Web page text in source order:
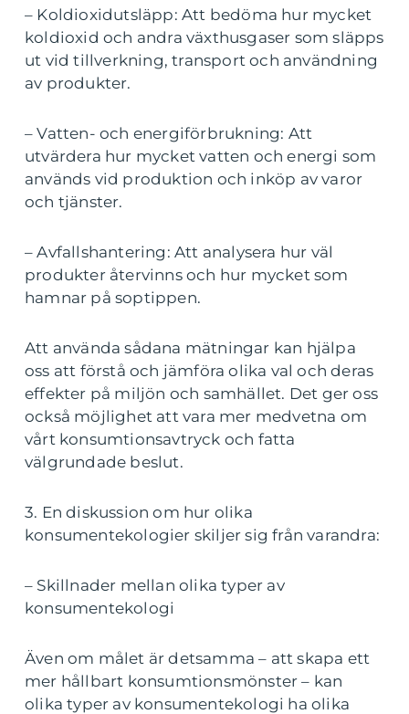
– Koldioxidutsläpp: Att bedöma hur mycket
koldioxid och andra växthusgaser som släpps
ut vid tillverkning, transport och användning
av produkter.
– Vatten- och energiförbrukning: Att
utvärdera hur mycket vatten och energi som
används vid produktion och inköp av varor
och tjänster.
– Avfallshantering: Att analysera hur väl
produkter återvinns och hur mycket som
hamnar på soptippen.
Att använda sådana mätningar kan hjälpa
oss att förstå och jämföra olika val och deras
effekter på miljön och samhället. Det ger oss
också möjlighet att vara mer medvetna om
vårt konsumtionsavtryck och fatta
välgrundade beslut.
3. En diskussion om hur olika
konsumentekologier skiljer sig från varandra:
– Skillnader mellan olika typer av
konsumentekologi
Även om målet är detsamma – att skapa ett
mer hållbart konsumtionsmönster – kan
olika typer av konsumentekologi ha olika